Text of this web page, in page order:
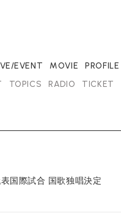
EVENT MOVIE PROFILE
TOPICS RADIO TICKET
国際試合 国歌独唱決定